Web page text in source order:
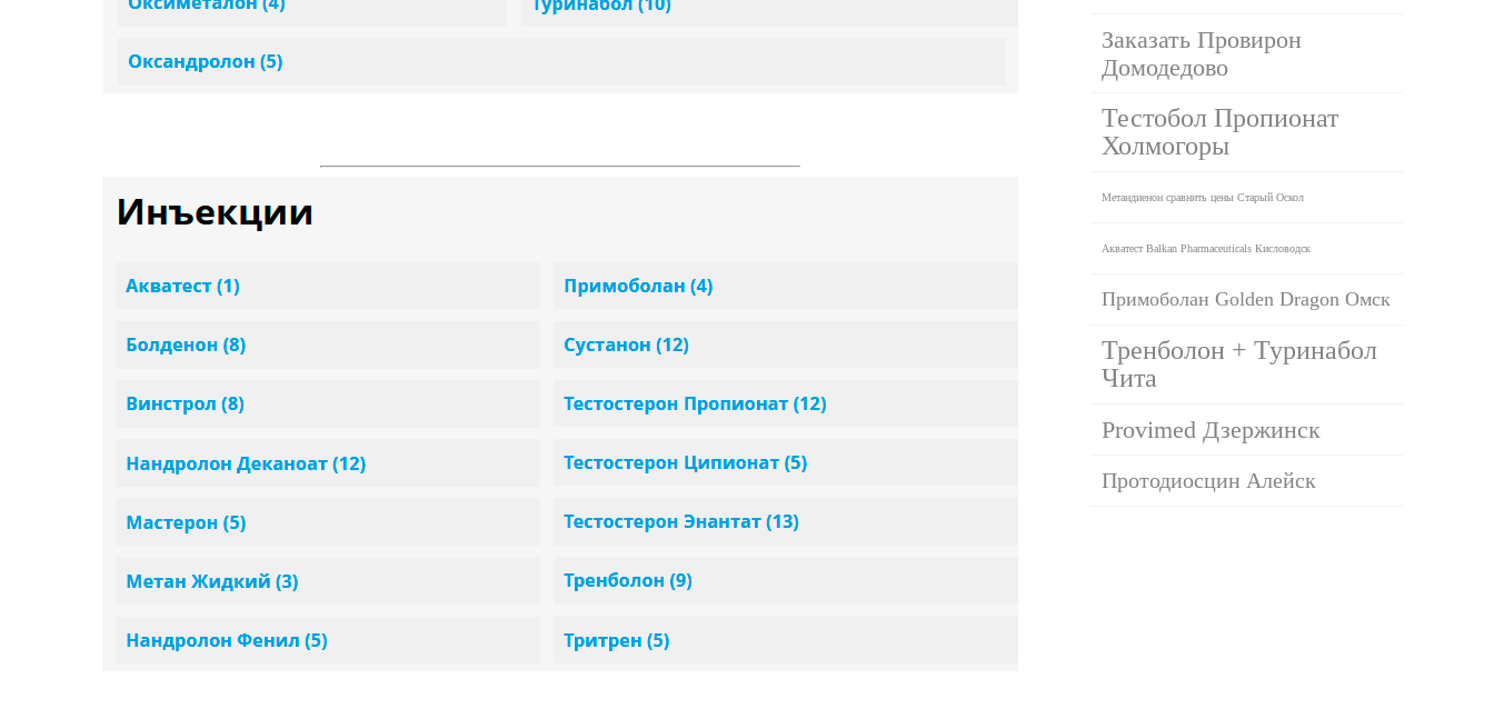
Заказать Провирон
Домодедово
Тестобол Пропионат
Холмогоры
Метандиенон сравнить цены Старый Оскол
Акватест Balkan Pharmaceuticals Кисловодск
Примоболан Golden Dragon Омск
Тренболон + Туринабол
Чита
Provimed Дзержинск
Протодиосцин Алейск